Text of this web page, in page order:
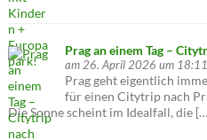
Prag an einem Tag –
am 26. April 2026 um 18:11
Prag geht eigentlich
für einen Citytrip nach
Die Sonne scheint im Idealfall, die